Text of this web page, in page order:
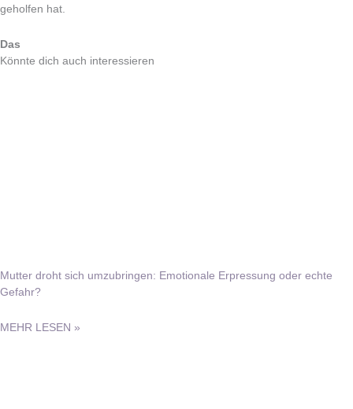
geholfen hat.
Das
Könnte dich auch interessieren
Mutter droht sich umzubringen: Emotionale Erpressung oder echte
Gefahr?
MEHR LESEN »